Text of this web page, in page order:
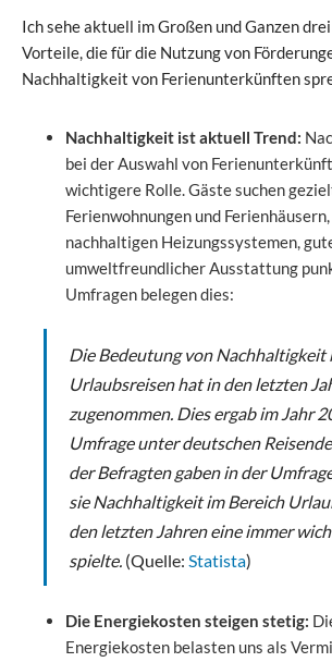
Ich sehe aktuell im Großen und Ganzen
Vorteile, die für die Nutzung von
Nachhaltigkeit von Ferienunterkünften
Nachhaltigkeit ist aktuell Trend:
bei der Auswahl von
wichtigere Rolle. Gäste suchen
Ferienwohnungen und
nachhaltigen Heizungssystemen,
umweltfreundlicher Ausstattung
Umfragen belegen dies:
Die Bedeutung von Nachhaltigkeit
Urlaubsreisen hat in den letzten
zugenommen. Dies ergab im Jahr
Umfrage unter deutschen
der Befragten gaben in der
sie Nachhaltigkeit im Bereich
den letzten Jahren eine immer
spielte. (Quelle: Statista)
Die Energiekosten steigen stetig:
Energiekosten belasten uns als